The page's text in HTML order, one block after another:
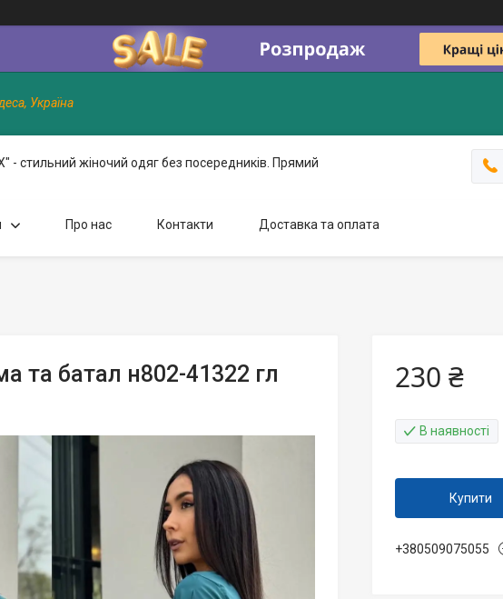
Україна
- стильний жіночий одяг без посередників. Прямий
Про нас Контакти Доставка та оплата
та батал н802-41322 гл 230 ₴
В наявності
Купити
+380509075055